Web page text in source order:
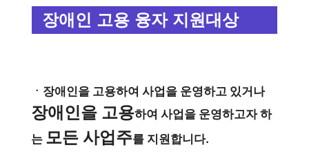
장애인 고용 융자 지원대상
ㆍ장애인을 고용하여 사업을 운영하고 있거나
장애인을 고용하여 사업을 운영하고자 하
는 모든 사업주를 지원합니다.